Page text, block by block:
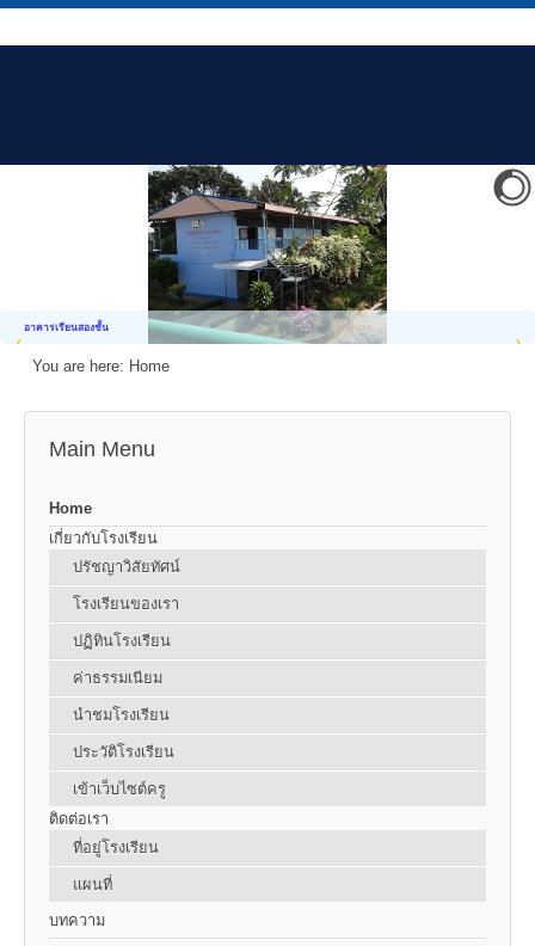
อาคารเรียนสองชั้น
You are here: Home
Main Menu
Home
เกี่ยวกับโรงเรียน
ปรัชญาวิสัยทัศน์
โรงเรียนของเรา
ปฏิทินโรงเรียน
ค่าธรรมเนียม
นำชมโรงเรียน
ประวัติโรงเรียน
เข้าเว็บไซต์ครู
ติดต่อเรา
ที่อยู่โรงเรียน
แผนที่
บทความ